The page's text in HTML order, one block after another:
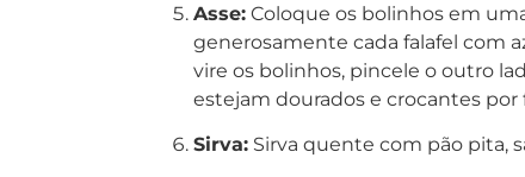
Asse: Coloque os bolinhos em
generosamente cada falafel com
vire os bolinhos, pincele o outro
estejam dourados e crocantes por
Sirva: Sirva quente com pão pita,